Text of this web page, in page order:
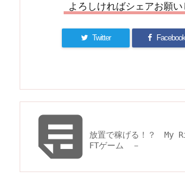
よろしければシェアお願い
Twitter Facebook
放置で稼げる！？
FTゲーム －